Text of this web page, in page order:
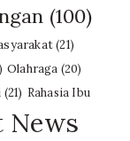
(100)
(21)
Olahraga (20)
(21) Rahasia Ibu
News